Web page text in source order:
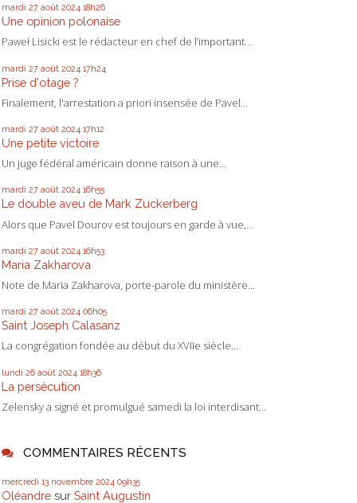
mardi 27 août 2024 18h26
Une opinion polonaise
Paweł Lisicki est le rédacteur en chef de l’important...
mardi 27 août 2024 17h24
Prise d'otage ?
Finalement, l'arrestation a priori insensée de Pavel...
mardi 27 août 2024 17h12
Une petite victoire
Un juge fédéral américain donne raison à une...
mardi 27 août 2024 16h55
Le double aveu de Mark Zuckerberg
Alors que Pavel Dourov est toujours en garde à vue,...
mardi 27 août 2024 16h53
Maria Zakharova
Note de Maria Zakharova, porte-parole du ministère...
mardi 27 août 2024 06h05
Saint Joseph Calasanz
La congrégation fondée au début du XVIIe siècle...
lundi 26 août 2024 18h36
La persécution
Zelensky a signé et promulgué samedi la loi interdisant...
COMMENTAIRES RÉCENTS
mercredi 13 novembre 2024 09h35
Oléandre sur Saint Augustin